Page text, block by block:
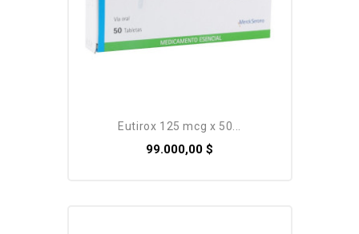
eutirox 125 mcg x 50...
99.000,00 $